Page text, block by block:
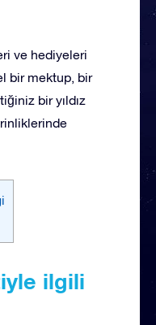
ve hediyeleri
bir mektup, bir
bir yıldız
ilgili